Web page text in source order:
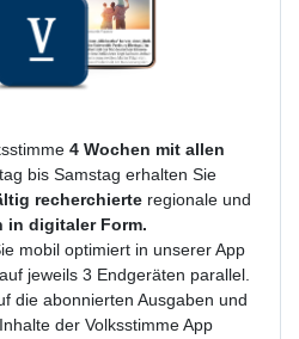
4 Wochen mit allen
bis Samstag erhalten Sie
recherchierte regionale und
in digitaler Form.
mobil optimiert in unserer App
jeweils 3 Endgeräten parallel.
die abonnierten Ausgaben und
der Volksstimme App